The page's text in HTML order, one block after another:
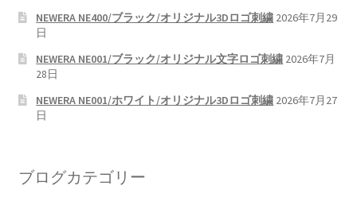
NEWERA NE400/ブラック/オリジナル3Dロゴ刺繍 2026年7月29
日
NEWERA NE001/ブラック/オリジナル文字ロゴ刺繍 2026年7月
28日
NEWERA NE001/ホワイト/オリジナル3Dロゴ刺繍 2026年7月27
日
ブログカテゴリー